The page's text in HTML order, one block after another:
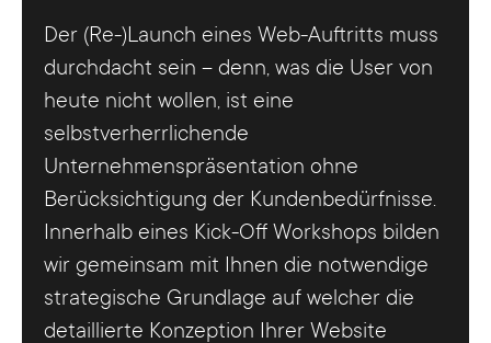
Der (Re-)Launch eines Web-Auftritts muss
durchdacht sein – denn, was die User von
heute nicht wollen, ist eine
selbstverherrlichende
Unternehmenspräsentation ohne
Berücksichtigung der Kundenbedürfnisse.
Innerhalb eines Kick-Off Workshops bilden
wir gemeinsam mit Ihnen die notwendige
strategische Grundlage auf welcher die
detaillierte Konzeption Ihrer Website